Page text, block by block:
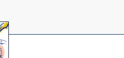
(Öffnet
in